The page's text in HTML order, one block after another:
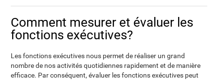
Comment mesurer et évaluer les
fonctions exécutives?
Les fonctions exécutives nous permet de réaliser un grand
nombre de nos activités quotidiennes rapidement et de manière
efficace. Par conséquent, évaluer les fonctions exécutives peut